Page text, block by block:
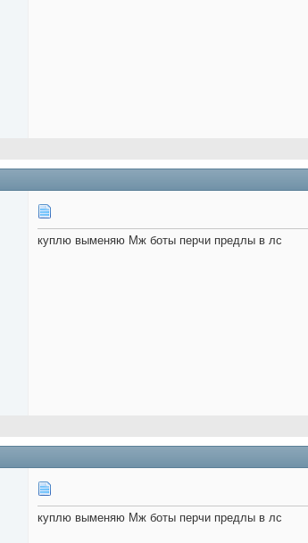
куплю выменяю Мж боты перчи предлы в лс
куплю выменяю Мж боты перчи предлы в лс